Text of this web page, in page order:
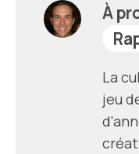
À
La
jeu